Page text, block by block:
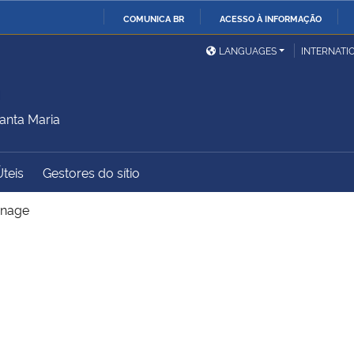
COMUNICA BR ACESSO À INFORMAÇÃO
Ministério da Defesa
Ministério das Relações
Exteriores
Ministério do
LANGUAGES
Maria
Gestores do sítio